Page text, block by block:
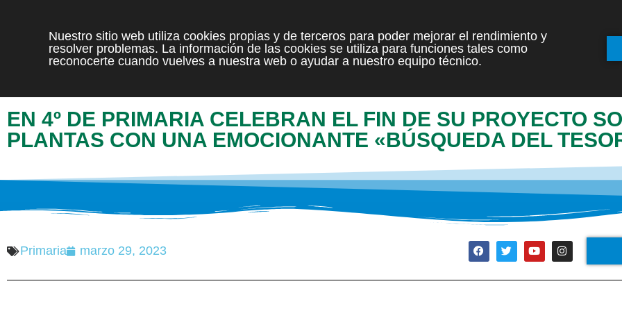
INICIO
EN 4º DE PRIMARIA CELEBRAN EL FIN DE SU PROYECTO
PLANTAS CON UNA EMOCIONANTE «BÚSQUEDA DEL
Primaria marzo 29, 2023
Nuestro sitio web utiliza cookies propias y de terceros para poder mejorar el rendimiento y
resolver problemas. La información de las cookies se utiliza para funciones tales como
reconocerte cuando vuelves a nuestra web o ayudar a nuestro equipo técnico.